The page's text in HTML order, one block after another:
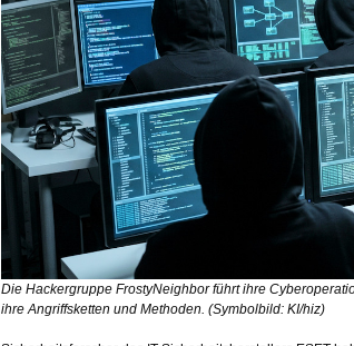
Die Hackergruppe FrostyNeighbor führt ihre
ihre Angriffsketten und Methoden. (Symbolbild: KI/hiz)